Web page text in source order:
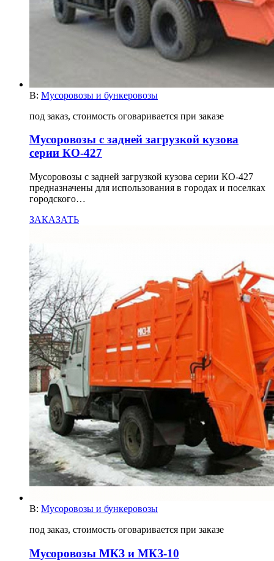
В: Мусоровозы и бункеровозы
под заказ, стоимость оговаривается при заказе
Мусоровозы с задней загрузкой кузова
серии КО-427
Мусоровозы с задней загрузкой кузова серии КО-427
предназначены для использования в городах и поселках
городского…
ЗАКАЗАТЬ
В: Мусоровозы и бункеровозы
под заказ, стоимость оговаривается при заказе
Мусоровозы МКЗ и МКЗ-10